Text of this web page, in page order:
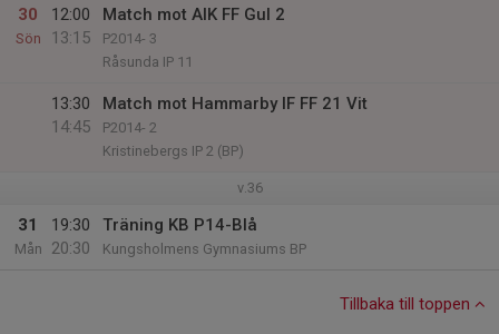
30
Sön
12:00
13:15
Match mot AIK FF Gul 2
P2014- 3
Råsunda IP 11
13:30
14:45
Match mot Hammarby IF FF 21 Vit
P2014- 2
Kristinebergs IP 2 (BP)
v.36
31
Mån
19:30
20:30
Träning KB P14-Blå
Kungsholmens Gymnasiums BP
Tillbaka till toppen